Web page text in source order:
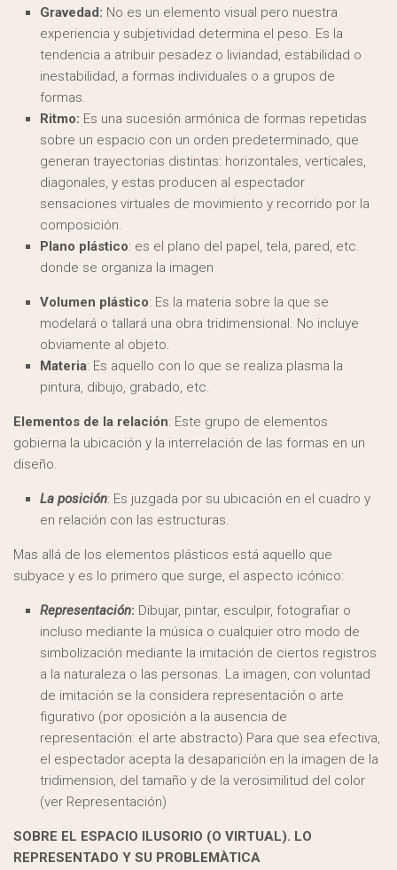
Gravedad: No es un elemento visual pero nuestra
experiencia y subjetividad determina el peso. Es la
tendencia a atribuir pesadez o liviandad, estabilidad o
inestabilidad, a formas individuales o a grupos de
formas.
Ritmo: Es una sucesión armónica de formas repetidas
sobre un espacio con un orden predeterminado, que
generan trayectorias distintas: horizontales, verticales,
diagonales, y estas producen al espectador
sensaciones virtuales de movimiento y recorrido por la
composición.
Plano plástico: es el plano del papel, tela, pared, etc.
donde se organiza la imagen
Volumen plástico: Es la materia sobre la que se
modelará o tallará una obra tridimensional. No incluye
obviamente al objeto.
Materia: Es aquello con lo que se realiza plasma la
pintura, dibujo, grabado, etc.
Elementos de la relación: Este grupo de elementos
gobierna la ubicación y la interrelación de las formas en un
diseño.
La posición: Es juzgada por su ubicación en el cuadro y
en relación con las estructuras.
Mas allá de los elementos plásticos está aquello que
subyace y es lo primero que surge, el aspecto icónico:
Representación: Dibujar, pintar, esculpir, fotografiar o
incluso mediante la música o cualquier otro modo de
simbolización mediante la imitación de ciertos registros
a la naturaleza o las personas. La imagen, con voluntad
de imitación se la considera representación o arte
figurativo (por oposición a la ausencia de
representación: el arte abstracto) Para que sea efectiva,
el espectador acepta la desaparición en la imagen de la
tridimension, del tamaño y de la verosimilitud del color
(ver Representación)
SOBRE EL ESPACIO ILUSORIO (O VIRTUAL). LO
REPRESENTADO Y SU PROBLEMÀTICA